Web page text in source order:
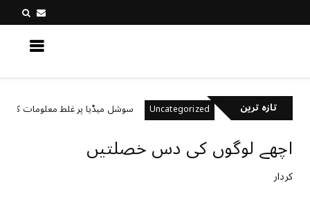
تازہ ترین
ہیں؟ Uncategorized سوشل میڈیا پر غلط معلومات کیسے
اچھے لوگوں کی دس خصلتیں
کردار